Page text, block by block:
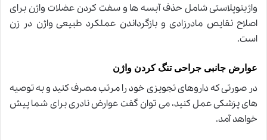
واژینوپلاستی شامل حذف آبسه ها و سفت کردن عضلات واژن برای
اصلاح نقایص مادرزادی و بازگرداندن عملکرد طبیعی واژن در زن
است.
عوارض جانبی جراحی تنگ کردن واژن
در صورتی که داروهای تجویزی خود را مرتب مصرف کنید و به توصیه
های پزشکی عمل کنید، می توان گفت عوارض نادری برای شما پیش
خواهد آمد.